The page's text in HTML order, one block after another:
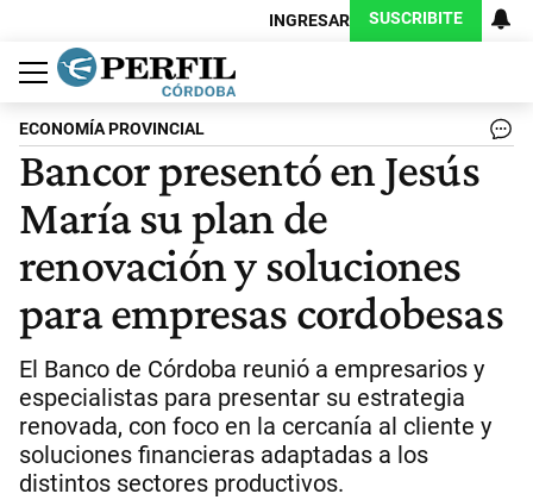
INGRESAR SUSCRIBITE
Política
Economía
Judiciales
Sociedad
Cultura
Espectáculos
Deportes
Protagonistas
ECONOMÍA PROVINCIAL
Bancor presentó en Jesús
María su plan de
renovación y soluciones
para empresas cordobesas
El Banco de Córdoba reunió a empresarios y
especialistas para presentar su estrategia
renovada, con foco en la cercanía al cliente y
soluciones financieras adaptadas a los
distintos sectores productivos.